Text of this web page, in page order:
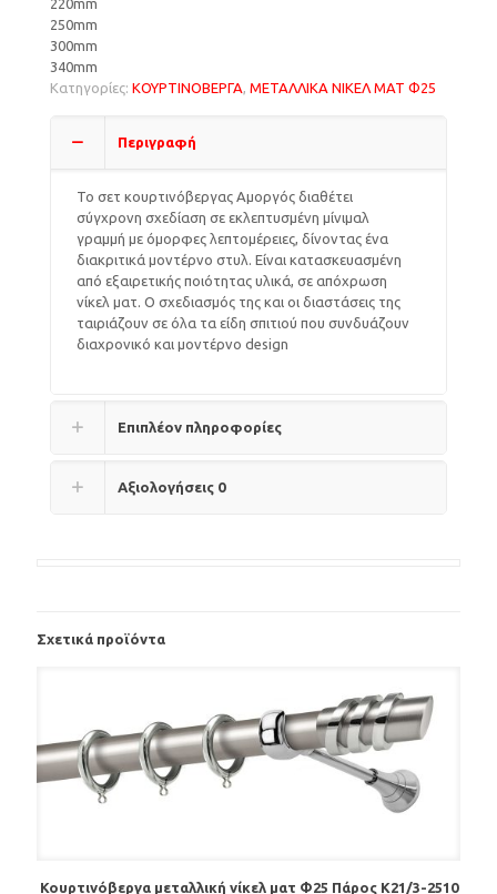
250mm
300mm
340mm
Κατηγορίες: ΚΟΥΡΤΙΝΟΒΕΡΓΑ ΜΕΤΑΛΛΙΚΑ ΝΙΚΕΛ ΜΑΤ Φ25
Περιγραφή
Το σετ κουρτινόβεργας Αμοργός διαθέτει
σύγχρονη σχεδίαση σε εκλεπτυσμένη μίνιμαλ
γραμμή με όμορφες λεπτομέρειες, δίνοντας ένα
διακριτικά μοντέρνο στυλ. Είναι κατασκευασμένη
από εξαιρετικής ποιότητας υλικά, σε απόχρωση
νίκελ ματ. Ο σχεδιασμός της και οι διαστάσεις της
ταιριάζουν σε όλα τα είδη σπιτιού που συνδυάζουν
διαχρονικό και μοντέρνο design
Επιπλέον πληροφορίες
Αξιολογήσεις 0
Σχετικά προϊόντα
Κουρτινόβεργα μεταλλική νίκελ ματ Φ25 Πάρος K21/3-2510